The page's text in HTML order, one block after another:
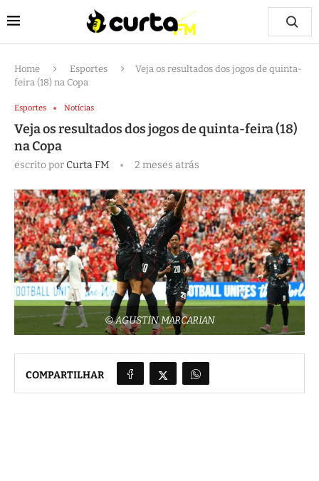
Home Esportes
Veja os resultados dos jogos de quinta-
feira (18) na Copa
Esportes Notícias
Veja os resultados dos jogos de quinta-feira (18)
na Copa
escrito porCurta FM 2 meses atrás
© AGUSTIN MARCARIAN
COMPARTILHAR